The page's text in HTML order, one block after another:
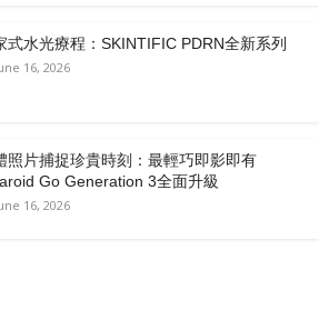
式水光療程：SKINTIFIC PDRN全新系列
16, 2026
照片捕捉珍貴時刻：最輕巧即影即有
Go Generation 3全面升級
16, 2026